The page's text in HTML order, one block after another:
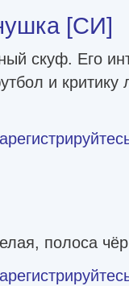
[СИ]
скуф. Его
и критику
полоса